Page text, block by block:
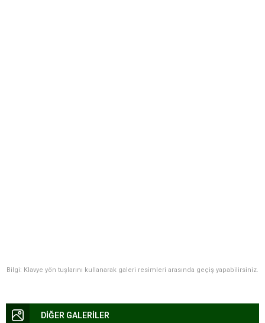
Bilgi: Klavye yön tuşlarını kullanarak galeri resimleri arasında geçiş yapabilirsiniz.
DİĞER GALERİLER